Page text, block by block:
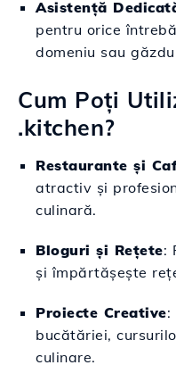
Asistență
pentru orice
domeniu sau
Cum Poți
.kitchen?
Restaurante și
atractiv și
culinară.
Bloguri și Rețete:
și împărtășește
Proiecte Creative:
bucătăriei,
culinare.